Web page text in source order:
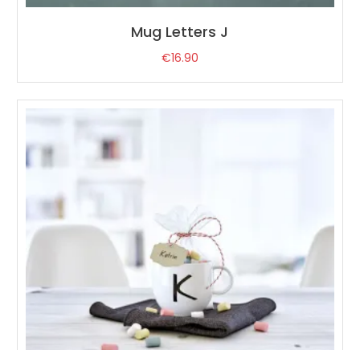
Mug Letters J
€16.90